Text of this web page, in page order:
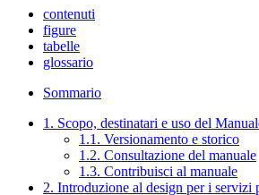
contenuti
figure
tabelle
glossario
Sommario
1. Scopo, destinatari e uso del
1.1. Versionamento e storico
1.2. Consultazione del manuale
1.3. Contribuisci al manuale
2. Introduzione al design per i servizi